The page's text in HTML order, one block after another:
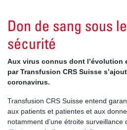
Don de sang sous
sécurité
Aux virus connus dont l’évolution
par Transfusion CRS Suisse
coronavirus.
Transfusion CRS Suisse entend
aux patients et patientes et aux
notamment d’une étroite surveillance